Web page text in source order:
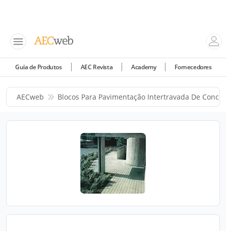
Guia de Produtos AEC Revista Academy Fornecedores
AECweb Blocos Para Pavimentação Intertravada De